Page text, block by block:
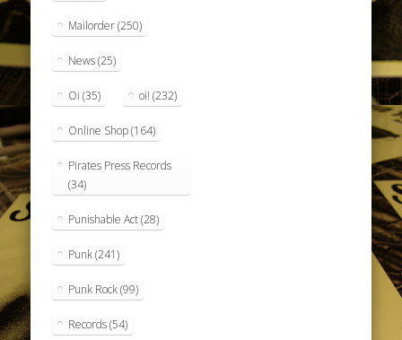
Mailorder(250)
News(25)
Oi (35) oi! (232)
Online Shop(164)
Pirates Press Records
(34)
Punishable Act(28)
Punk(241)
Punk Rock(99)
Records(54)